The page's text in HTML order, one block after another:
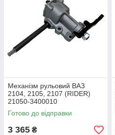
Механізм рульовий ВАЗ
2104, 2105, 2107 (RIDER)
21050-3400010
Готово до відправки
3 365 ₴